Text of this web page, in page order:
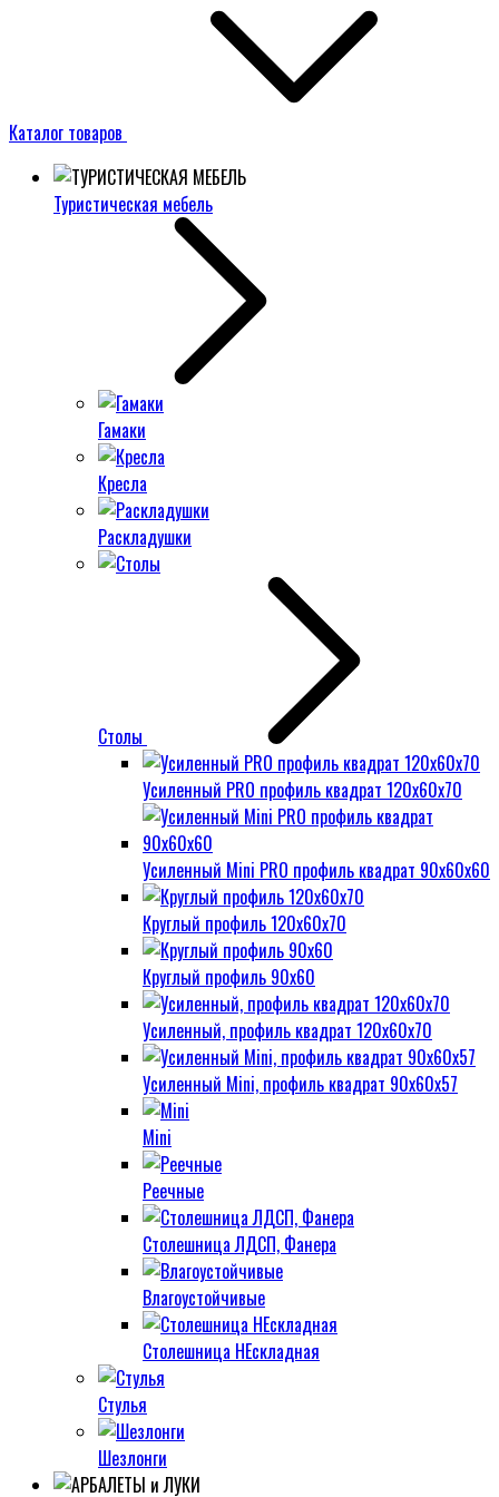
Каталог товаров
Туристическая мебель
Гамаки
Кресла
Раскладушки
Столы
Усиленный PRO профиль квадрат 120х60х70
Усиленный Mini PRO профиль квадрат 90х60х60
Круглый профиль 120х60х70
Круглый профиль 90х60
Усиленный, профиль квадрат 120х60х70
Усиленный Mini, профиль квадрат 90х60х57
Mini
Реечные
Столешница ЛДСП, Фанера
Влагоустойчивые
Столешница НЕскладная
Стулья
Шезлонги